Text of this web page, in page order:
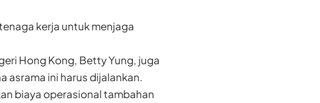
kerja untuk menjaga
Hong Kong, Betty Yung, juga
asrama ini harus dijalankan.
biaya operasional tambahan